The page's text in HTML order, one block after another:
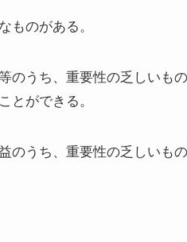
ものがある。
うち、重要性の乏しいも
とができる。
益のうち、重要性の乏し